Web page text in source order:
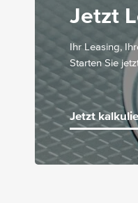
Jetzt
Ihr Leasing,
Starten Sie
Jetzt